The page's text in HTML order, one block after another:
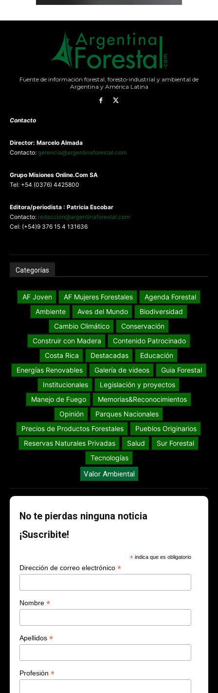
Fuente de información forestal, foresto-industrial y ambiental de
Argentina y América Latina
Contacto
Director: Marcelo Almada
Contacto: gerencia@argentinaforestal.com
Grupo Misiones Online.Com SA
Tel: +54 (0376) 4425800
Editora/periodista : Patricia Escobar
Contacto: redaccion@argentinaforestal.com
Cel: (+54)9 376 15 4 131636
Categorías
AF Joven AF Mujeres Forestales
Agenda Forestal
Ambiente
Aves del Mundo
Biodiversidad
Cambio Climático
Conservación
Construir con Madera
Contenido Patrocinado
Costa Rica
Destacadas
Educación
Energías Renovables
Galería de videos
Guia Forestal
Institucionales
Legislación y proyectos
Manejo de Fuego
Memorias&Reconocimientos
Opinión
Parques Nacionales
Precios de Productos Forestales
Pueblos Originarios
Reservas Naturales Privadas
Salud
Sur Forestal
Tecnologías
Valor Ambiental
No te pierdas ninguna noticia
¡Suscribite!
* indica que es obligatorio
Dirección de correo electrónico *
Nombre *
Apellidos *
Profesión *